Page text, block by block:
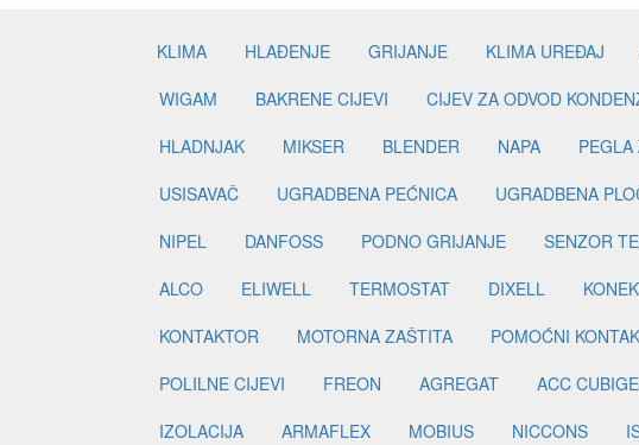
KLIMA HLAĐENJE GRIJANJE KLIMA UREĐAJ
WIGAM
BAKRENE CIJEVI CIJEV ZA ODVOD
HLADNJAK
MIKSER BLENDER NAPA PEGLA
USISAVAČ
UGRADBENA PEĆNICA UGRADBENA
NIPEL
DANFOSS PODNO GRIJANJE SENZOR
ALCO
ELIWELL TERMOSTAT DIXELL
KONTAKTOR
MOTORNA ZAŠTITA POMOĆNI
POLILNE CIJEVI
FREON AGREGAT ACC
IZOLACIJA
ARMAFLEX MOBIUS NICCONS